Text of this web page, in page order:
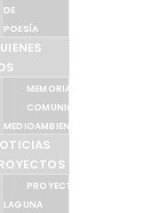
DE
POESÍA
MEMORIAS
COMUNICACIÓN
MEDIOAMBIENTAL
PROYECTO
LAGUNA